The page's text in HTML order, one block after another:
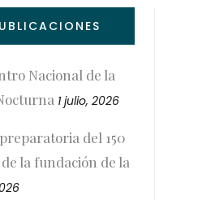
Nacional de la
1 julio, 2026
del 150
la fundación de la